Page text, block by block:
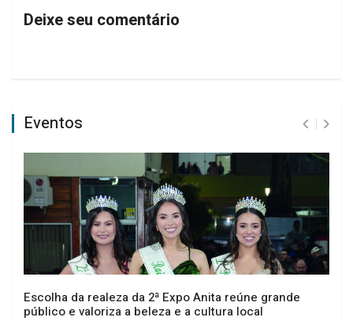
Deixe seu comentário
Eventos
Escolha da realeza da 2ª Expo Anita reúne grande
público e valoriza a beleza e a cultura local